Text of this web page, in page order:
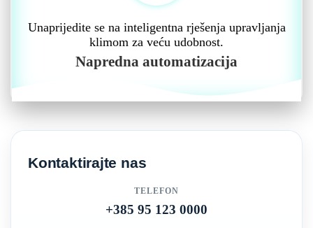
Unaprijedite se na inteligentna rješenja upravljanja
klimom za veću udobnost.
Napredna automatizacija
Kontaktirajte nas
TELEFON
+385 95 123 0000